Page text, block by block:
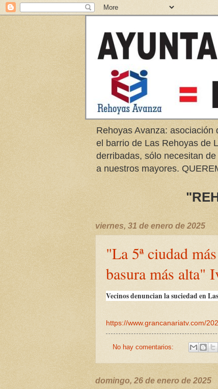
Rehoyas Avanza:
el barrio de Las Rehoyas de
derribadas, sólo necesitan
a nuestros mayores.
viernes, 31 de enero de 2025
"La 5ª ciudad
basura más alta"
Vecinos denuncian la suciedad en
https://www.grancanariatv.com/
No hay comentarios:
domingo, 26 de enero de 2025